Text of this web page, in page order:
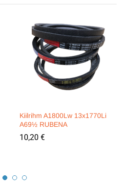
Kiilrihm A1800Lw 13x1770Li
A69½ RUBENA
10,20 €